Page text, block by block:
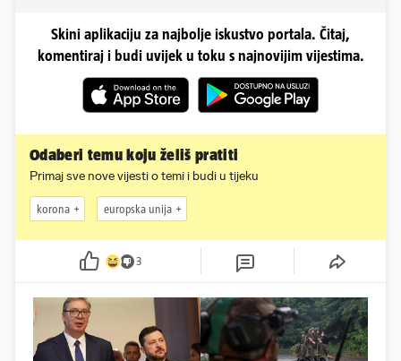
Skini aplikaciju za najbolje iskustvo portala. Čitaj,
komentiraj i budi uvijek u toku s najnovijim vijestima.
Odaberi temu koju želiš pratiti
Primaj sve nove vijesti o temi i budi u tijeku
korona europska unija
3